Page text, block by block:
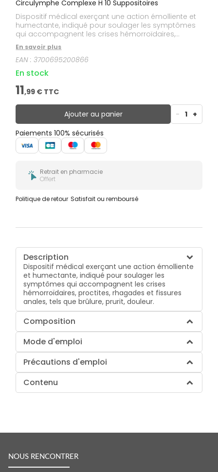
Circulymphe Complexe H 10 Suppositoires
Dispositif médical exerçant une action émolliente et
humectante, indiqué pour soulager les symptômes
qui accompagnent les crises hémorroïdaires,
proctites, rhagades et fissures anales, tels que
brûlure, prurit, douleur.
En savoir plus
EAN :3700695200866
En stock
11,99 € TTC
Ajouter au panier - 1 +
Paiements 100% sécurisés
Retrait en pharmacie
Offert
Politique de retour Satisfait ou remboursé
Description
Dispositif médical exerçant une action émolliente
et humectante, indiqué pour soulager les
symptômes qui accompagnent les crises
hémorroïdaires, proctites, rhagades et fissures
anales, tels que brûlure, prurit, douleur.
Composition
Mode d'emploi
Précautions d'emploi
Contenu
NOUS RENCONTRER